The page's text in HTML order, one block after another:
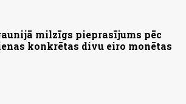
milzīgs pieprasījums pēc
konkrētas divu eiro monētas